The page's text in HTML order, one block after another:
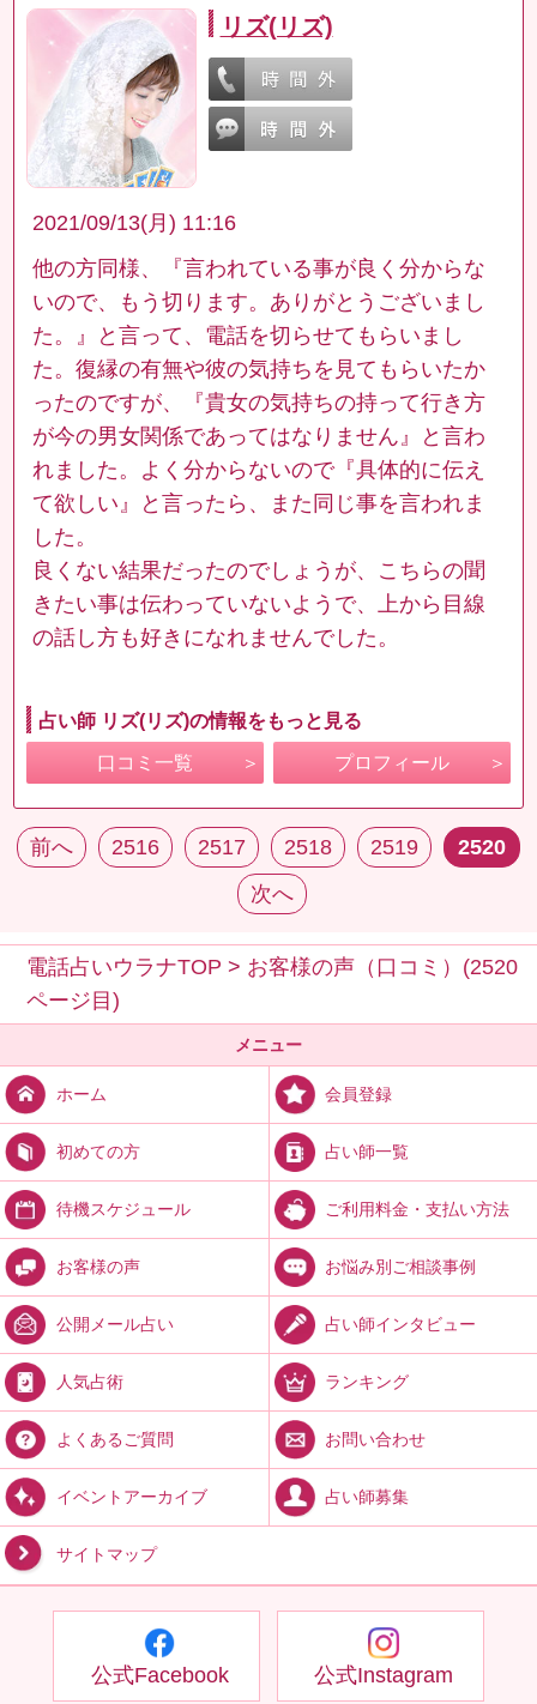
リズ(リズ)
2021/09/13(月) 11:16
他の方同様、『言われている事が良く分からな
いので、もう切ります。ありがとうございまし
た。』と言って、電話を切らせてもらいまし
た。復縁の有無や彼の気持ちを見てもらいたか
ったのですが、『貴女の気持ちの持って行き方
が今の男女関係であってはなりません』と言わ
れました。よく分からないので『具体的に伝え
て欲しい』と言ったら、また同じ事を言われま
した。
良くない結果だったのでしょうが、こちらの聞
きたい事は伝わっていないようで、上から目線
の話し方も好きになれませんでした。
占い師 リズ(リズ)の情報をもっと見る
口コミ一覧 プロフィール
前へ 2516 2517 2518 2519
2520
次へ
電話占いウラナTOP > お客様の声（口コミ）(2520
ページ目)
メニュー
ホーム 会員登録
初めての方 占い師一覧
待機スケジュール ご利用料金・支払い方法
お客様の声 お悩み別ご相談事例
公開メール占い 占い師インタビュー
人気占術 ランキング
よくあるご質問 お問い合わせ
イベントアーカイブ 占い師募集
サイトマップ
公式Facebook 公式Instagram